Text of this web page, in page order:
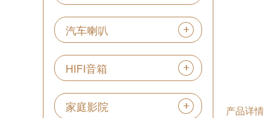
汽车喇叭
HIFI音箱
家庭影院 产品详情